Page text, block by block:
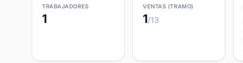
TRABAJADORES
1
VENTAS (TRAMO)
1/13